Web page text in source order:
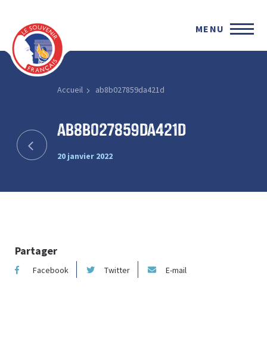
MENU
Accueil ab8b027859da421d
ab8b027859da421d
20 janvier 2022
Partager
Facebook Twitter E-mail